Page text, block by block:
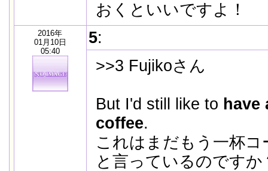
おくといいですよ！
2016年
01月10日
05:40
5:
>>3 Fujikoさん
But I'd still like to have
coffee.
これはまだもう一杯
と言っているのですか